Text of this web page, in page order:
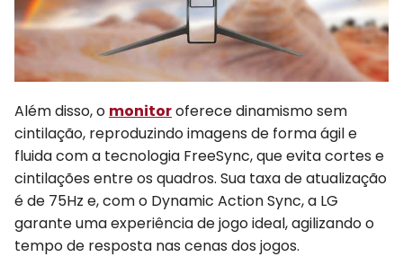
Além disso, o monitoroferece dinamismo sem
cintilação, reproduzindo imagens de forma ágil e
fluida com a tecnologia FreeSync, que evita cortes e
cintilações entre os quadros. Sua taxa de atualização
é de 75Hz e, com o Dynamic Action Sync, a LG
garante uma experiência de jogo ideal, agilizando o
tempo de resposta nas cenas dos jogos.